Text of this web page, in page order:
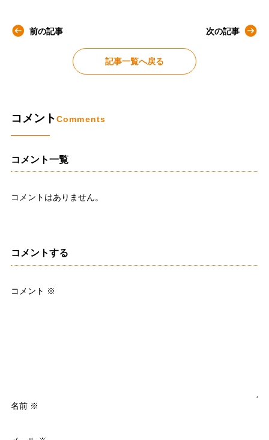
前の記事
記事一覧へ戻る
次の記事
コメントComments
コメント一覧
コメントはありません。
コメントする
コメント ※
名前 ※